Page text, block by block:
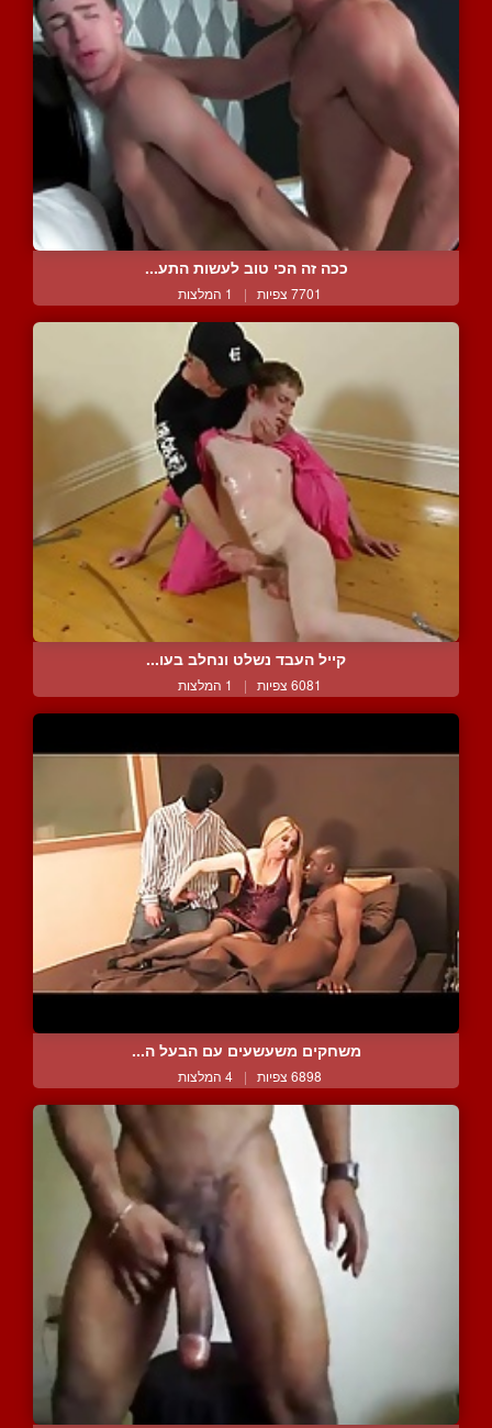
ככה זה הכי טוב לעשות התע...
7701 צפיות | 1 המלצות
קייל העבד נשלט ונחלב בעו...
6081 צפיות | 1 המלצות
משחקים משעשעים עם הבעל ה...
6898 צפיות | 4 המלצות